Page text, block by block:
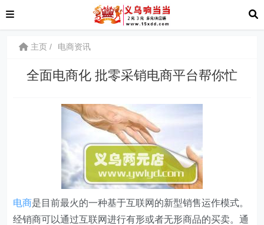
主页 电商资讯
全面电商化 批零采销电商平台帮你忙
电商是目前最火的一种基于互联网的新型销售运作模式。
经销商可以通过互联网进行有形或者无形商品的买卖。通